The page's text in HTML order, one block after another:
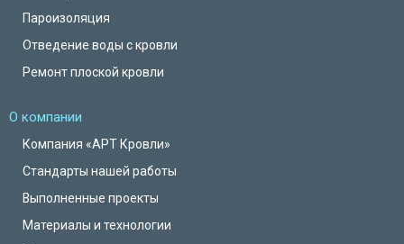
Пароизоляция
Отведение воды с кровли
Ремонт плоской кровли
О компании
Компания «АРТ Кровли»
Стандарты нашей работы
Выполненные проекты
Материалы и технологии